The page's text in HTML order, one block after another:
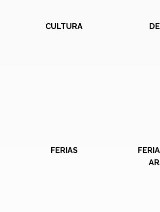
CULTURA
FERIAS